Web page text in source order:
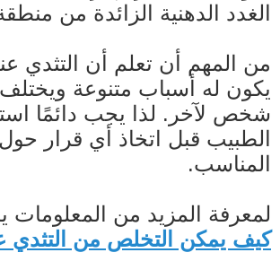
الغدد الدهنية الزائدة من
من المهم أن تعلم أن التثدي
يكون له أسباب متنوعة
شخص لآخر. لذا يجب دائمًا
الطبيب قبل اتخاذ أي قرار حول
المناسب.
لمعرفة المزيد من المعلومات
كيف يمكن التخلص من التثدي